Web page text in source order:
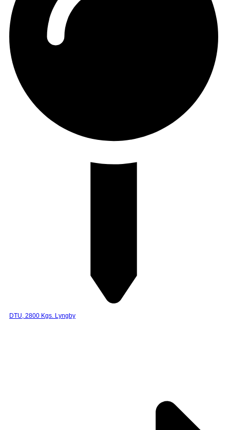
DTU, 2800 Kgs. Lyngby